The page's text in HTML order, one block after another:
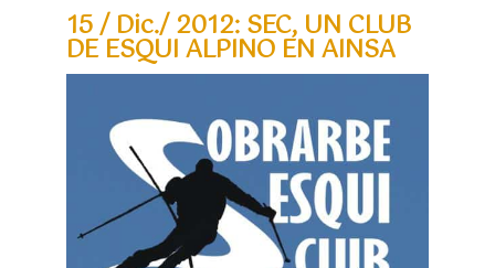
15 / Dic./ 2012: SEC, UN CLUB
DE ESQUI ALPINO EN AINSA